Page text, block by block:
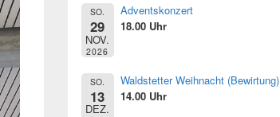
SO.
29
NOV.
2026
Adventskonzert
18.00 Uhr
SO.
13
DEZ.
Waldstetter Weihnacht (Bewirtung)
14.00 Uhr